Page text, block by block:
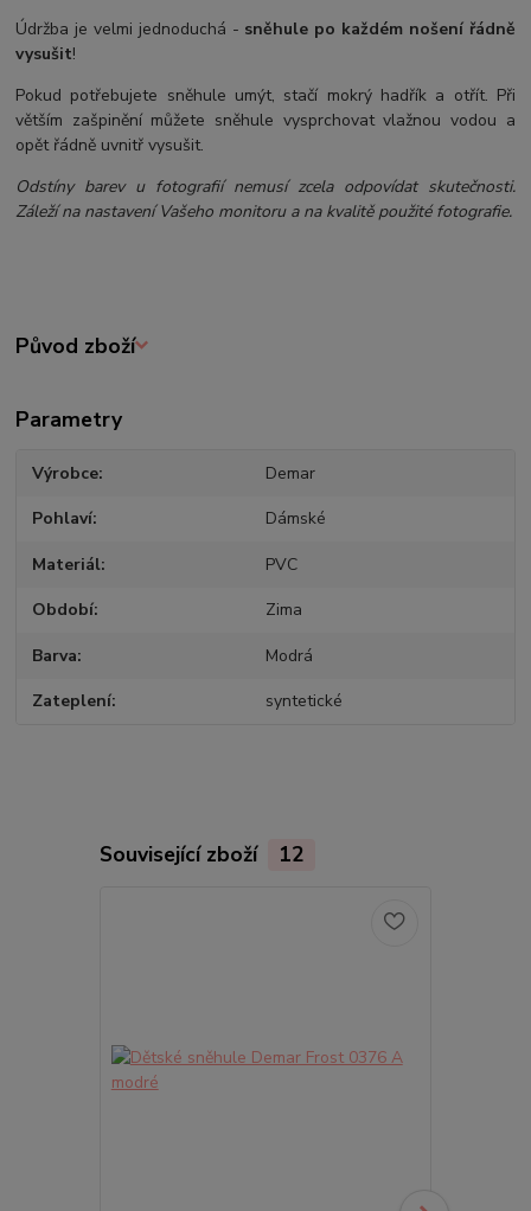
Údržba je velmi jednoduchá - sněhule po každém nošení řádně
vysušit!
Pokud potřebujete sněhule umýt, stačí mokrý hadřík a otřít. Při
větším zašpinění můžete sněhule vysprchovat vlažnou vodou a
opět řádně uvnitř vysušit.
Odstíny barev u fotografií nemusí zcela odpovídat skutečnosti.
Záleží na nastavení Vašeho monitoru a na kvalitě použité fotografie.
Původ zboží
Parametry
Výrobce Demar
Pohlaví Dámské
Materiál PVC
Období Zima
Barva Modrá
Zateplení syntetické
Související zboží 12